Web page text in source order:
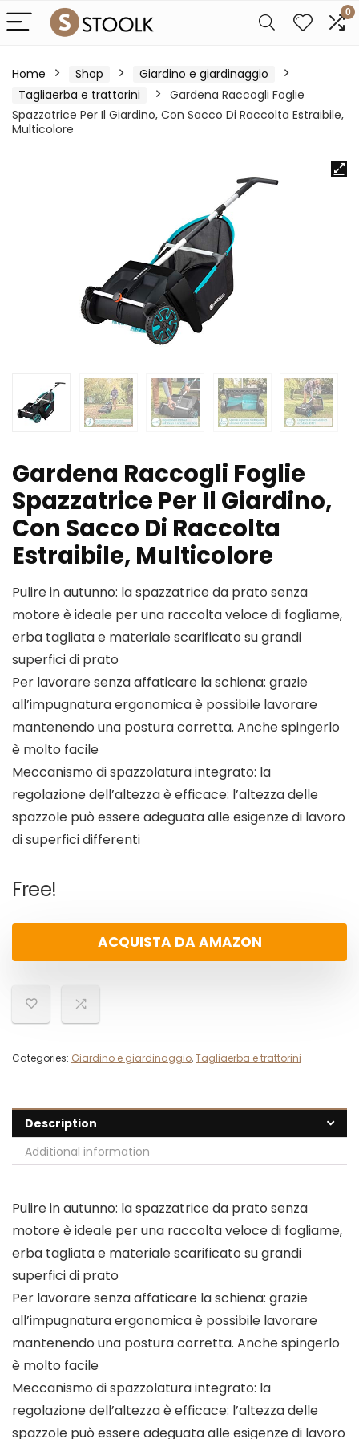
0
Home Shop
Giardino e giardinaggio
Tagliaerba e trattorini
Gardena Raccogli Foglie
Spazzatrice Per Il Giardino, Con Sacco Di Raccolta Estraibile,
Multicolore
Gardena Raccogli Foglie
Spazzatrice Per Il Giardino,
Con Sacco Di Raccolta
Estraibile, Multicolore
Pulire in autunno: la spazzatrice da prato senza
motore è ideale per una raccolta veloce di fogliame,
erba tagliata e materiale scarificato su grandi
superfici di prato
Per lavorare senza affaticare la schiena: grazie
all’impugnatura ergonomica è possibile lavorare
mantenendo una postura corretta. Anche spingerlo
è molto facile
Meccanismo di spazzolatura integrato: la
regolazione dell’altezza è efficace: l’altezza delle
spazzole può essere adeguata alle esigenze di lavoro
di superfici differenti
Free!
ACQUISTA DA AMAZON
Categories: Giardino e giardinaggio,Tagliaerba e trattorini
Description
Additional information
Pulire in autunno: la spazzatrice da prato senza
motore è ideale per una raccolta veloce di fogliame,
erba tagliata e materiale scarificato su grandi
superfici di prato
Per lavorare senza affaticare la schiena: grazie
all’impugnatura ergonomica è possibile lavorare
mantenendo una postura corretta. Anche spingerlo
è molto facile
Meccanismo di spazzolatura integrato: la
regolazione dell’altezza è efficace: l’altezza delle
spazzole può essere adeguata alle esigenze di lavoro